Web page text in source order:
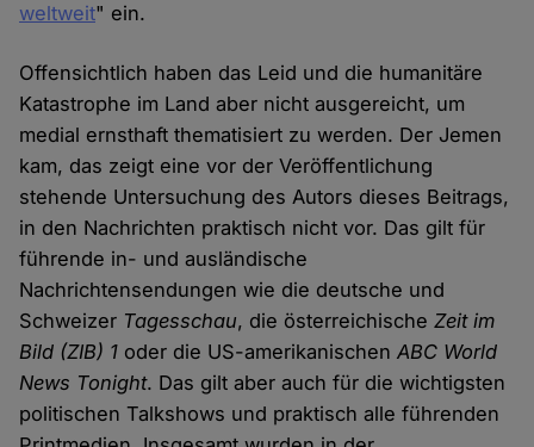
weltweit" ein.
Offensichtlich haben das Leid und die humanitäre
Katastrophe im Land aber nicht ausgereicht, um
medial ernsthaft thematisiert zu werden. Der Jemen
kam, das zeigt eine vor der Veröffentlichung
stehende Untersuchung des Autors dieses Beitrags,
in den Nachrichten praktisch nicht vor. Das gilt für
führende in- und ausländische
Nachrichtensendungen wie die deutsche und
Schweizer Tagesschau, die österreichischeZeit im
Bild (ZIB) 1 oder die US-amerikanischenABC World
News Tonight. Das gilt aber auch für die wichtigsten
politischen Talkshows und praktisch alle führenden